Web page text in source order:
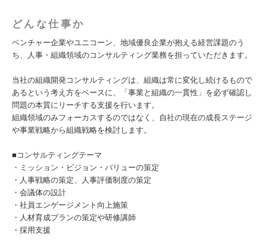
どんな仕事か
ベンチャー企業やユニコーン、地域優良企業が抱える経営課題のう
ち、人事・組織領域のコンサルティング業務を担っていただきます。
当社の組織開発コンサルティングは、組織は常に変化し続けるもので
あるという考え方をベースに、「事業と組織の一貫性」を必ず確認し
問題の本質にリーチする支援を行います。
組織領域のみフォーカスするのではなく、自社の現在の成長ステージ
や事業戦略から組織戦略を検討します。
■コンサルティングテーマ
・ミッション・ビジョン・バリューの策定
・人事戦略の策定、人事評価制度の策定
・会議体の設計
・社員エンゲージメント向上施策
・人材育成プランの策定や研修講師
・採用支援